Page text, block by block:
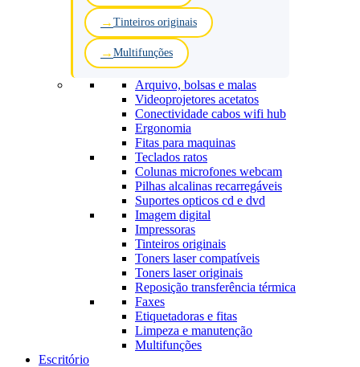
Tinteiros originais
Multifunções
Arquivo, bolsas e malas
Videoprojetores acetatos
Conectividade cabos wifi hub
Ergonomia
Fitas para maquinas
Teclados ratos
Colunas microfones webcam
Pilhas alcalinas recarregáveis
Suportes opticos cd e dvd
Imagem digital
Impressoras
Tinteiros originais
Toners laser compatíveis
Toners laser originais
Reposição transferência térmica
Faxes
Etiquetadoras e fitas
Limpeza e manutenção
Multifunções
Escritório